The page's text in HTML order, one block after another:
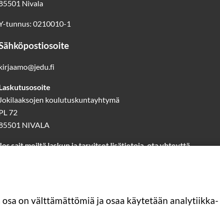
Nivala
tunnus: 0210010-1
Jokilaaksojen koulutuskuntayhtymä
72
NIVALA
sait meiltä laskun ja tarvitset lisätietoja, ota yhteyttä
Lue lisää laskutuksesta
osa on välttämättömiä ja osaa käytetään